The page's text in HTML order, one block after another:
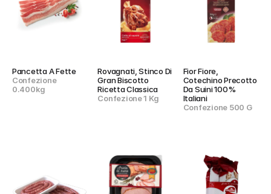
Pancetta A Fette
Confezione
0.400kg
Rovagnati, Stinco Di
Gran Biscotto
Ricetta Classica
Confezione 1 Kg
Fior Fiore,
Cotechino Precotto
Da Suini 100%
Italiani
Confezione 500 G